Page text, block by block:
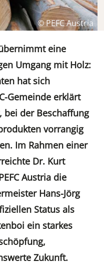
© PEFC Austria
eine
Umgang mit Holz:
hat sich
Gemeinde erklärt
der Beschaffung
vorrangig
Im Rahmen einer
Dr. Kurt
Austria die
Hans-Jörg
Status als
ein starkes
Zukunft.